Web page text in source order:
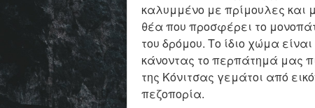
καλυμμένο με πρίμουλες και
θέα που προσφέρει το
του δρόμου. Το ίδιο χώμα
κάνοντας το περπάτημά μας
της Κόνιτσας γεμάτοι από
πεζοπορία.